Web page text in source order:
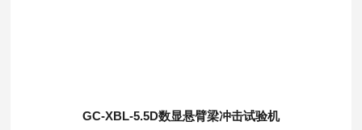
GC-XBL-5.5D数显悬臂梁冲击试验机